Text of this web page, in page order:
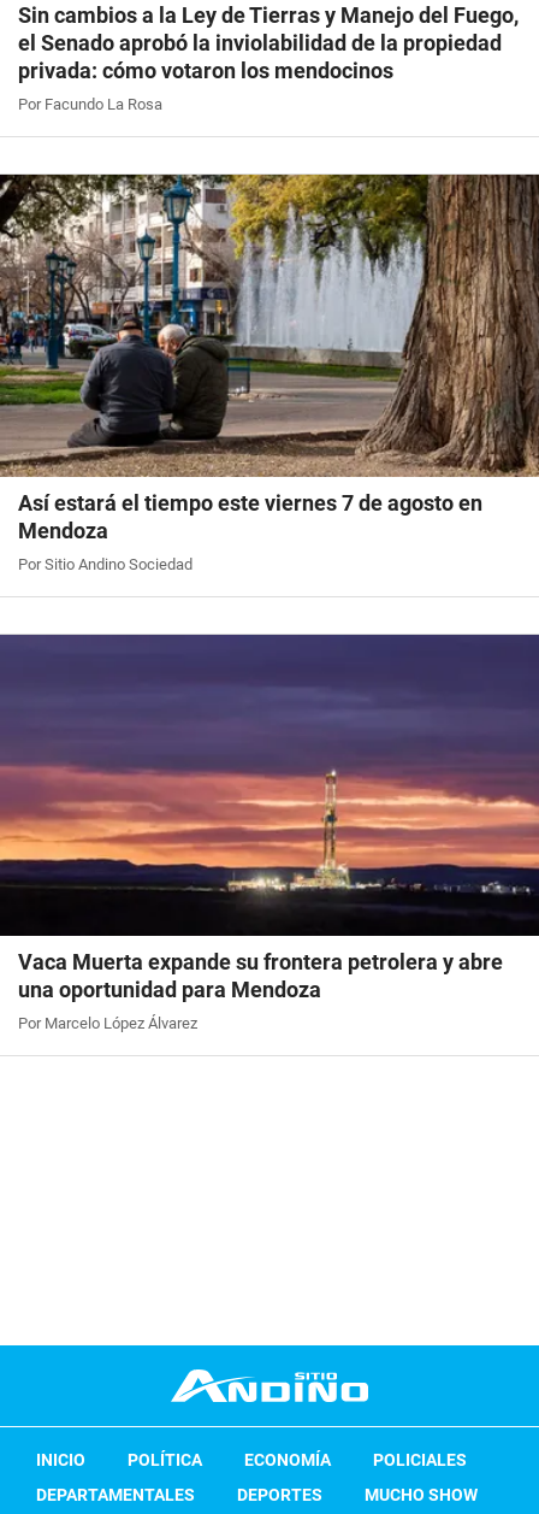
Sin cambios a la Ley de Tierras y Manejo del Fuego,
el Senado aprobó la inviolabilidad de la propiedad
privada: cómo votaron los mendocinos
Por Facundo La Rosa
Así estará el tiempo este viernes 7 de agosto en
Mendoza
Por Sitio Andino Sociedad
Vaca Muerta expande su frontera petrolera y abre
una oportunidad para Mendoza
Por Marcelo López Álvarez
INICIO POLÍTICA ECONOMÍA
POLICIALES
DEPARTAMENTALES
DEPORTES MUCHO SHOW